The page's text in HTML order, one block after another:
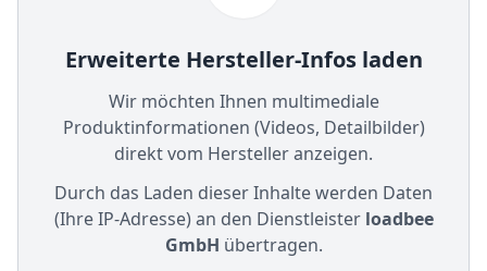
Erweiterte Hersteller-Infos laden
Wir möchten Ihnen multimediale
Produktinformationen (Videos, Detailbilder)
direkt vom Hersteller anzeigen.
Durch das Laden dieser Inhalte werden Daten
(Ihre IP-Adresse) an den Dienstleister loadbee
GmbH übertragen.